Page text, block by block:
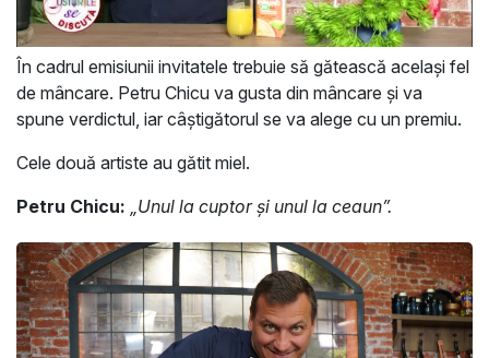
În cadrul emisiunii invitatele trebuie să gătească același fel
de mâncare. Petru Chicu va gusta din mâncare și va
spune verdictul, iar câștigătorul se va alege cu un premiu.
Cele două artiste au gătit miel.
Petru Chicu: „Unul la cuptor și unul la ceaun”.